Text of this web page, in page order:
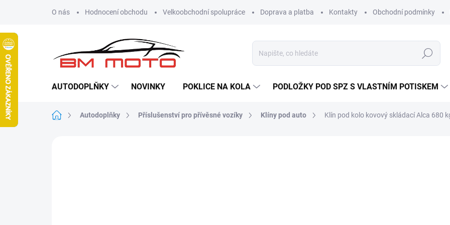
O nás Hodnocení obchodu Velkoobchodní spolupráce Doprava a platba Kontakty Obchodní podmínky
Hledat
AUTODOPLŇKY NOVINKY POKLICE NA KOLA PODLOŽKY POD SPZ S VLASTNÍM POTISKEM
Domů Autodoplňky Příslušenství pro přívěsné vozíky Klíny pod auto Klín pod kolo kovový skládací Alca 680